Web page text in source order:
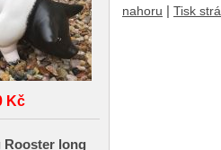
nahoru Tisk
Kč
Rooster long